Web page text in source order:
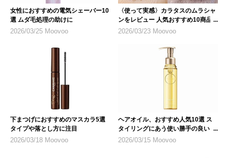
女性におすすめの電気シェーバー10
選 ムダ毛処理の助けに
2026/03/25 Moovoo
〈使って実感〉カラタスのムラシャ
ンをレビュー 人気おすすめ10商品
も紹介
2026/03/23 Moovoo
下まつげにおすすめのマスカラ5選
タイプや落とし方に注目
2026/03/18 Moovoo
ヘアオイル、おすすめ人気10選 ス
タイリングにあう使い勝手の良いも
のを
2026/03/15 Moovoo